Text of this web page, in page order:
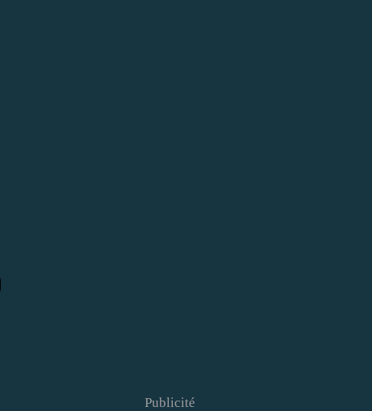
Publicité